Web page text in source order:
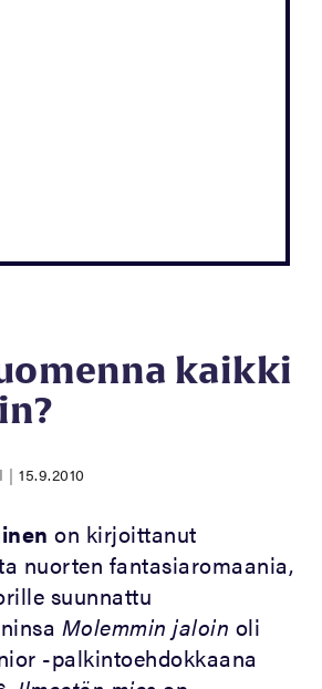
kaikki
|15.9.2010
on kirjoittanut
nuorten fantasiaromaania,
suunnattu
Molemmin jaloin oli
-palkintoehdokkaana